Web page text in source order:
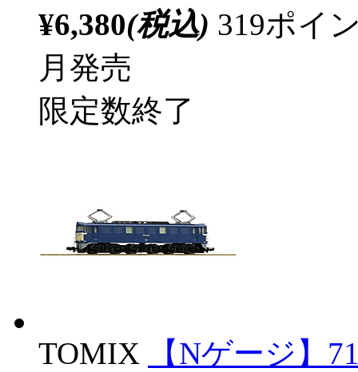
¥6,380(税込) 319ポイ
月発売
限定数終了
TOMIX
【Nゲージ】